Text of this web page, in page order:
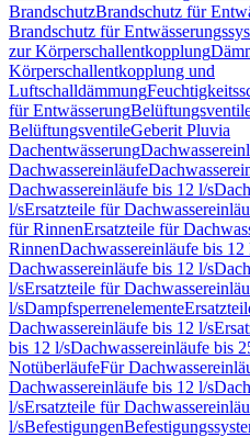
BrandschutzBrandschutz für
Brandschutz für
zur Körperschallentkopplung
Körperschallentkopplung und
Luftschalldämmung
für Entwässerung
BelüftungsventileGeberit Pluvia
Dachentwässerung
Dachwassereinläufe
Dachwassereinläufe bis 12 l/s
l/sErsatzteile für
für RinnenErsatzteile für
RinnenDachwassereinläufe bis 12
Dachwassereinläufe bis 12 l/s
l/sErsatzteile für
l/sDampfsperrenelemente
Dachwassereinläufe bis 12 l/s
bis 12 l/sDachwassereinläufe bis
NotüberläufeFür
Dachwassereinläufe bis 12 l/s
l/sErsatzteile für
l/sBefestigungen